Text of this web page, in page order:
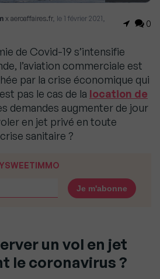
x aeroaffaires.fr, le 1 février 2021,
0
de Covid-19 s’intensifie
l’aviation commerciale est
par la crise économique qui
pas le cas de la location de
demandes augmenter de jour
en jet privé en toute
sanitaire ?
un vol en jet
le coronavirus ?